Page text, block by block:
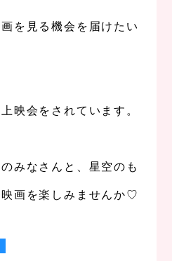
を見る機会を届けたい
映会をされています。
みなさんと、星空のも
画を楽しみませんか♡